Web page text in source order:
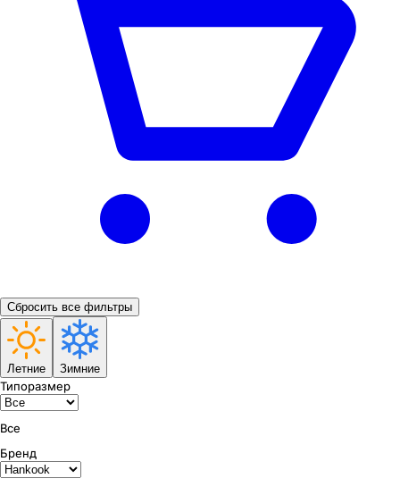
Сбросить все фильтры
Летние Зимние
Типоразмер
Все
Бренд